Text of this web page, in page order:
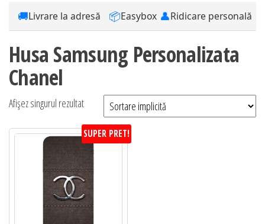
🚚Livrare la adresă 📦Easybox 👤Ridicare personală
Husa Samsung Personalizata
Chanel
Afișez singurul rezultat
SUPER PRET!